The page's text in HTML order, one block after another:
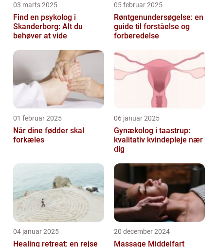
03 marts 2025
Find en psykolog i
Skanderborg: Alt du
behøver at vide
05 februar 2025
Røntgenundersøgelse: en
guide til forståelse og
forberedelse
01 februar 2025
Når dine fødder skal
forkæles
06 januar 2025
Gynækolog i taastrup:
kvalitativ kvindepleje nær
dig
04 januar 2025
Healing retreat: en rejse
20 december 2024
Massage Middelfart